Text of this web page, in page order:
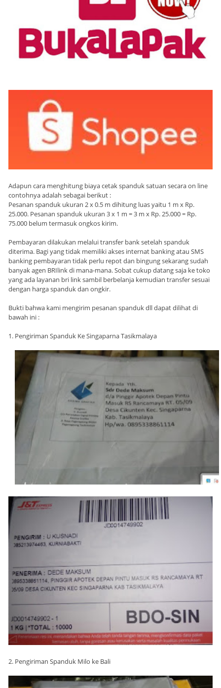
Adapun cara menghitung biaya cetak spanduk satuan secara on line
contohnya adalah sebagai berikut :
Pesanan spanduk ukuran 2 x 0.5 m dihitung luas yaitu 1 m x Rp.
25.000. Pesanan spanduk ukuran 3 x 1 m = 3 m x Rp. 25.000 = Rp.
75.000 belum termasuk ongkos kirim.
Pembayaran dilakukan melalui transfer bank setelah spanduk
diterima. Bagi yang tidak memiliki akses internat banking atau SMS
banking pembayaran tidak perlu repot dan bingung sekarang sudah
banyak agen BRIlink di mana-mana. Sobat cukup datang saja ke toko
yang ada layanan bri link sambil berbelanja kemudian transfer sesuai
dengan harga spanduk dan ongkir.
Bukti bahwa kami mengirim pesanan spanduk dll dapat dilihat di
bawah ini :
1. Pengiriman Spanduk Ke Singaparna Tasikmalaya
2. Pengiriman Spanduk Milo ke Bali